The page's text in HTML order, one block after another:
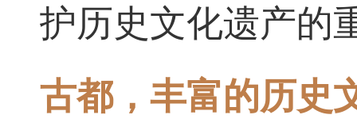
护历史文化遗产的
古都，丰富的历史